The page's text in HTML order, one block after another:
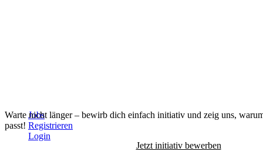
Jobs
Registrieren
Login
Warte nicht länger – bewirb dich einfach initiativ und zeig uns,
passt!
Jetzt initiativ bewerben